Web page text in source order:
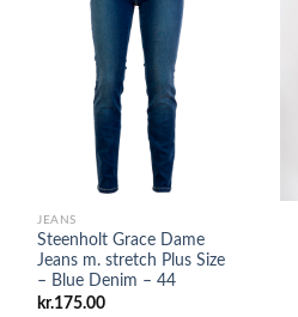
JEANS
Steenholt Grace Dame
Jeans m. stretch Plus Size
– Blue Denim – 44
kr.175.00